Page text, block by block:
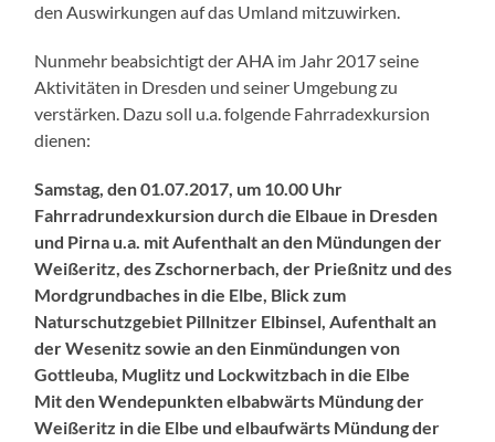
den Auswirkungen auf das Umland mitzuwirken.
Nunmehr beabsichtigt der AHA im Jahr 2017 seine
Aktivitäten in Dresden und seiner Umgebung zu
verstärken. Dazu soll u.a. folgende Fahrradexkursion
dienen:
Samstag, den 01.07.2017, um 10.00 Uhr
Fahrradrundexkursion durch die Elbaue in Dresden
und Pirna u.a. mit Aufenthalt an den Mündungen der
Weißeritz, des Zschornerbach, der Prießnitz und des
Mordgrundbaches in die Elbe, Blick zum
Naturschutzgebiet Pillnitzer Elbinsel, Aufenthalt an
der Wesenitz sowie an den Einmündungen von
Gottleuba, Muglitz und Lockwitzbach in die Elbe
Mit den Wendepunkten elbabwärts Mündung der
Weißeritz in die Elbe und elbaufwärts Mündung der